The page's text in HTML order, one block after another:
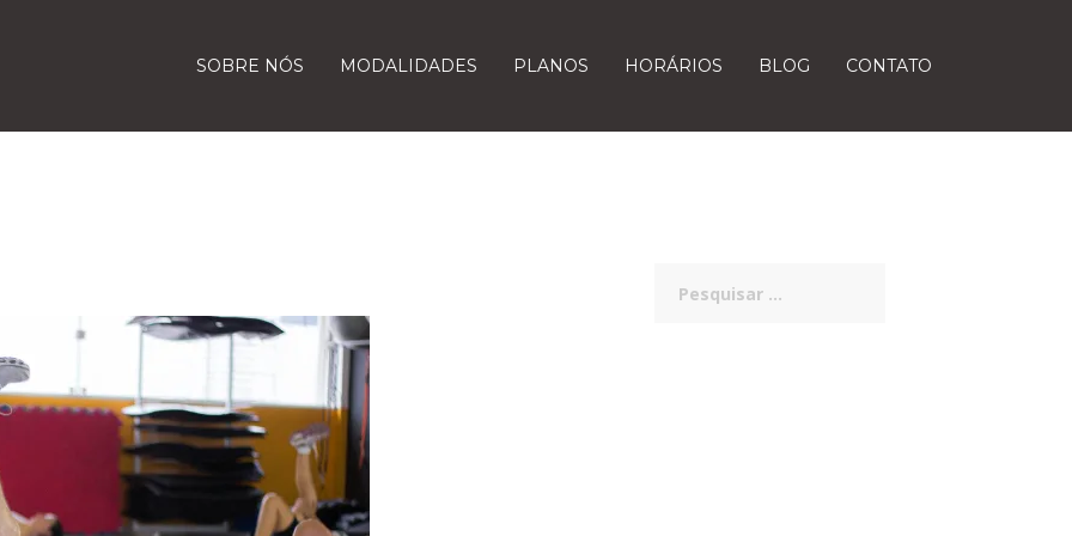
SOBRE NÓS MODALIDADES PLANOS HORÁRIOS BLOG CONTATO
por: